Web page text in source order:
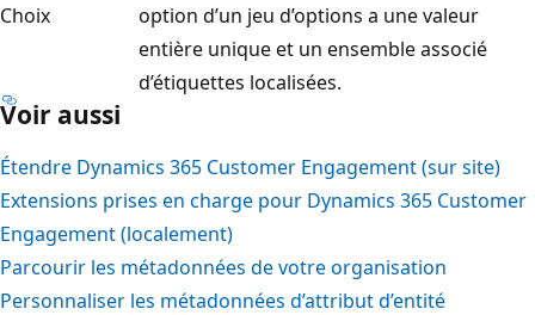
Choix
option d’un jeu d’options a une valeur
entière unique et un ensemble associé
d’étiquettes localisées.
Voir aussi
Étendre Dynamics 365 Customer Engagement (sur site)
Extensions prises en charge pour Dynamics 365 Customer
Engagement (localement)
Parcourir les métadonnées de votre organisation
Personnaliser les métadonnées d’attribut d’entité